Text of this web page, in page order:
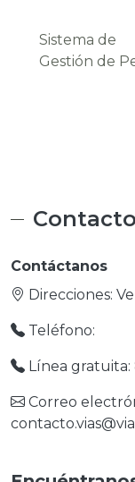
Ministerio de
Obras
Contacto
Contáctanos
Direcciones:
Teléfono:
Línea gratuita:
Correo